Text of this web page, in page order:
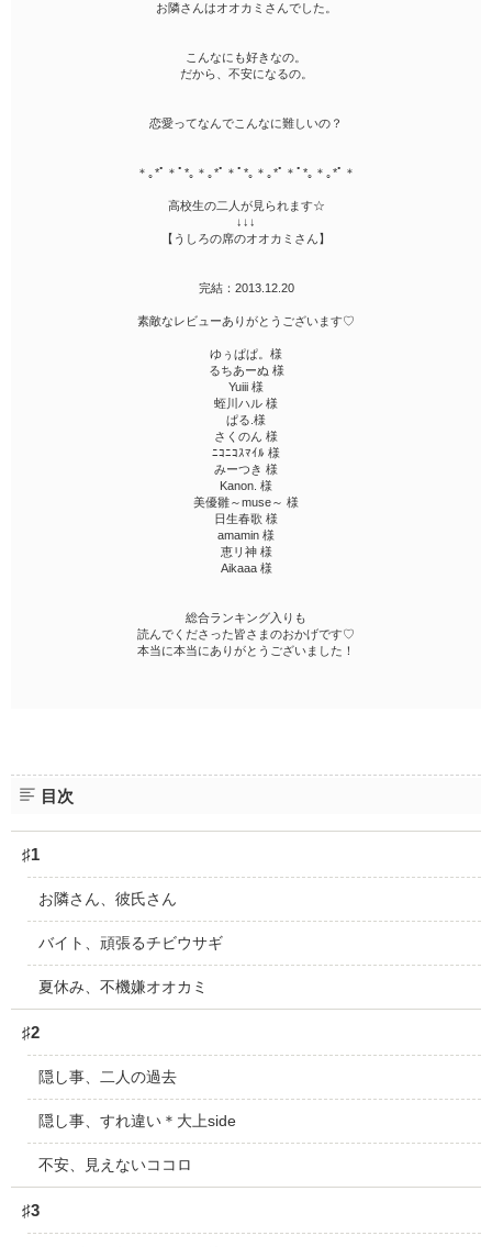
お隣さんはオオカミさんでした。
こんなにも好きなの。
だから、不安になるの。
恋愛ってなんでこんなに難しいの？
＊｡*ﾟ＊ﾟ*｡＊｡*ﾟ＊ﾟ*｡＊｡*ﾟ＊ﾟ*｡＊｡*ﾟ＊
高校生の二人が見られます☆
↓↓↓
【うしろの席のオオカミさん】
完結：2013.12.20
素敵なレビューありがとうございます♡
ゆぅぱぱ。様
るちあーぬ 様
Yuiii 様
蛭川ハル 様
ぱる.様
さくのん 様
ﾆｺﾆｺｽﾏｲﾙ 様
みーつき 様
Kanon. 様
美優雛～muse～ 様
日生春歌 様
amamin 様
恵リ神 様
Aikaaa 様
総合ランキング入りも
読んでくださった皆さまのおかげです♡
本当に本当にありがとうございました！
目次
♯1
お隣さん、彼氏さん
バイト、頑張るチビウサギ
夏休み、不機嫌オオカミ
♯2
隠し事、二人の過去
隠し事、すれ違い＊大上side
不安、見えないココロ
♯3